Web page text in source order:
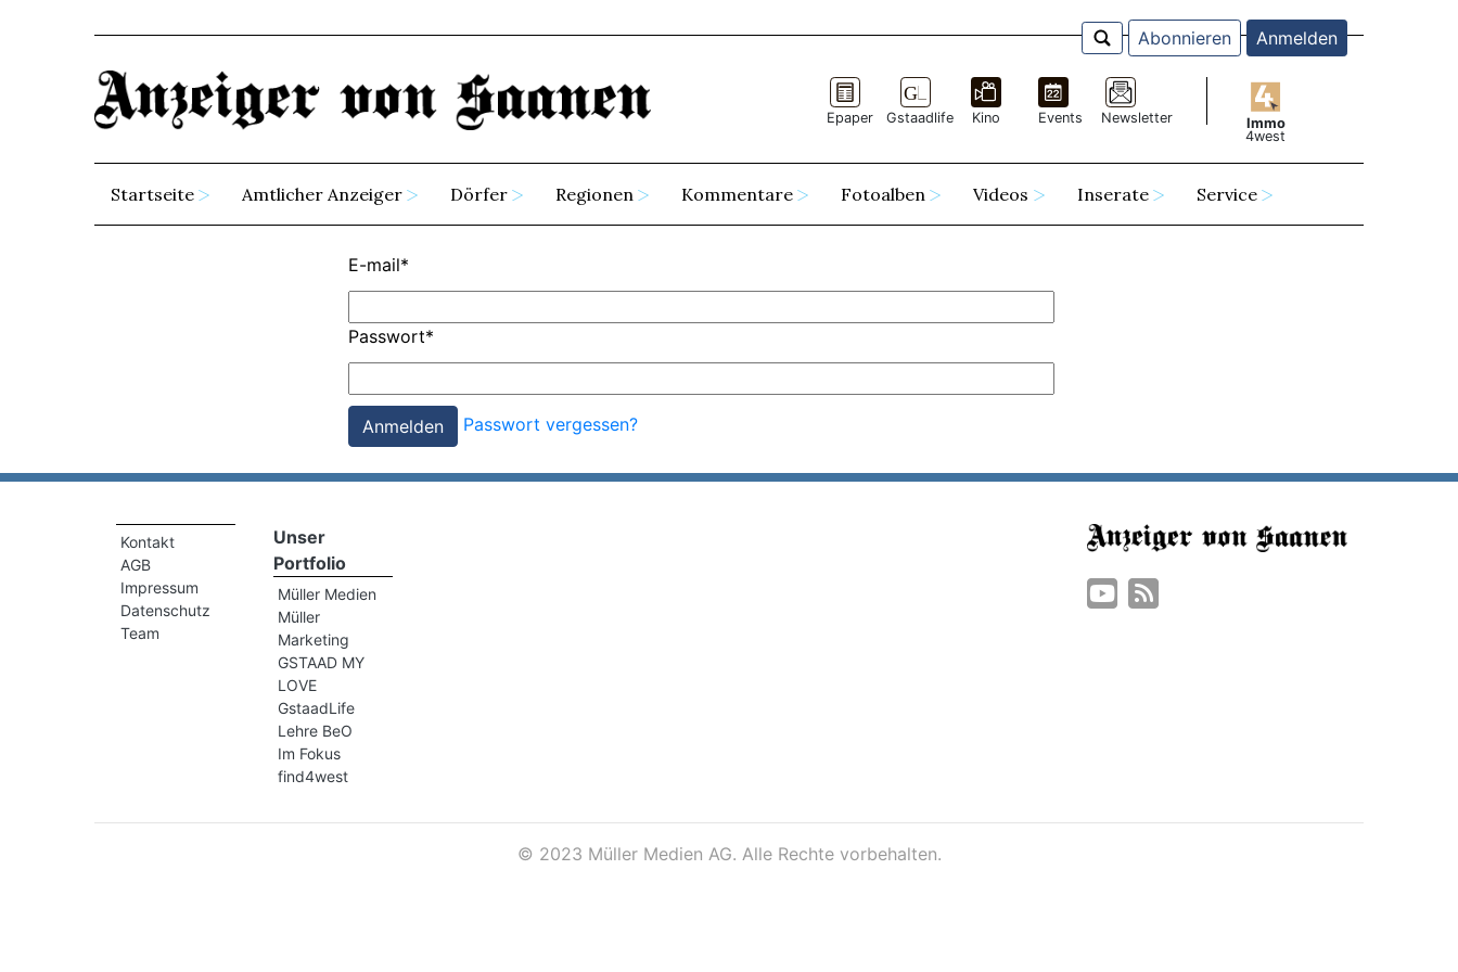
Abonnieren Anmelden
Epaper Gstaadlife Kino Events Newsletter
Immo
4west
Startseite Amtlicher Anzeiger Dörfer Regionen Kommentare Fotoalben Videos Inserate Service
E-mail*
Passwort*
Passwort vergessen?
Kontakt
AGB
Impressum
Datenschutz
Team
Unser
Portfolio
Müller Medien
Müller
Marketing
GSTAAD MY
LOVE
GstaadLife
Lehre BeO
Im Fokus
find4west
© 2023 Müller Medien AG. Alle Rechte vorbehalten.